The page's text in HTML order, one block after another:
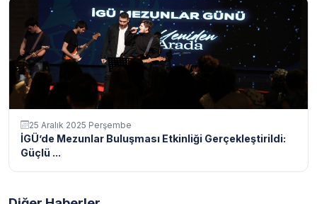
25 Aralık 2025 Perşembe
İGÜ’de Mezunlar Buluşması Etkinliği Gerçekleştirildi:
Güçlü ...